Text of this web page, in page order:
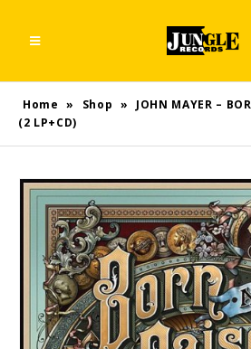
Home » Shop »
JOHN MAYER –
(2 LP+CD)